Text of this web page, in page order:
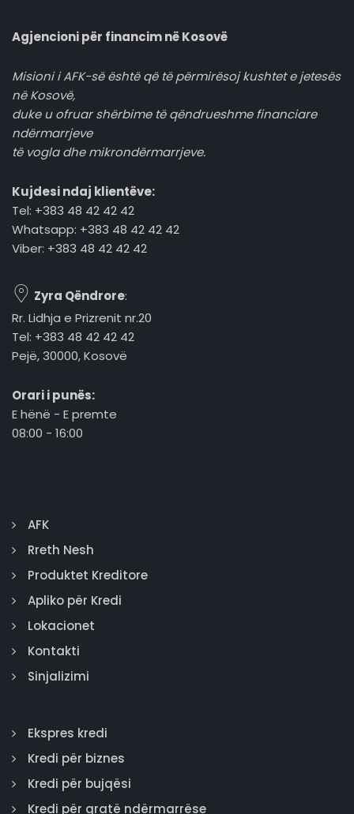
Agjencioni për financim në Kosovë
Misioni i AFK-së është që të përmirësoj kushtet e jetesës
në Kosovë,
duke u ofruar shërbime të qëndrueshme financiare
ndërmarrjeve
të vogla dhe mikrondërmarrjeve.
Kujdesi ndaj klientëve:
Tel: +383 48 42 42 42
Whatsapp: +383 48 42 42 42
Viber: +383 48 42 42 42
Zyra Qëndrore:
Rr. Lidhja e Prizrenit nr.20
Tel: +383 48 42 42 42
Pejë, 30000, Kosovë
Orari i punës:
E hënë - E premte
08:00 - 16:00
AFK
Rreth Nesh
Produktet Kreditore
Apliko për Kredi
Lokacionet
Kontakti
Sinjalizimi
Ekspres kredi
Kredi për biznes
Kredi për bujqësi
Kredi për gratë ndërmarrëse